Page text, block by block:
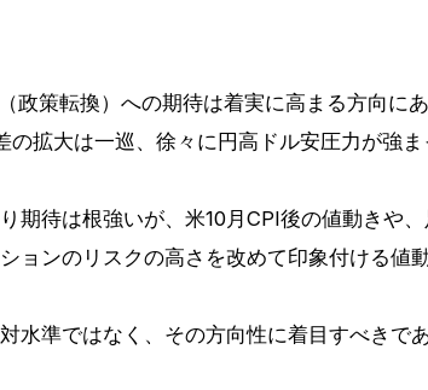
政策転換）への期待は着実に高まる方向に
の拡大は一巡、徐々に円高ドル安圧力が強ま
期待は根強いが、米10月CPI後の値動きや
ョンのリスクの高さを改めて印象付ける値
水準ではなく、その方向性に着目すべきであ